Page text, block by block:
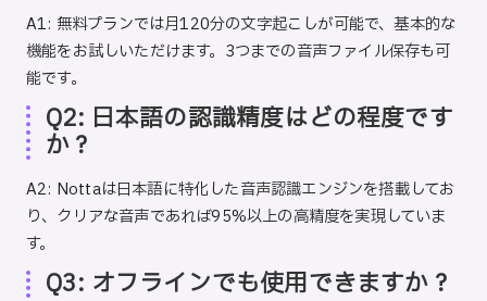
A1: 無料プランでは月120分の文字起こしが可能で、基本的な
機能をお試しいただけます。3つまでの音声ファイル保存も可
能です。
Q2: 日本語の認識精度はどの程度です
か？
A2: Nottaは日本語に特化した音声認識エンジンを搭載してお
り、クリアな音声であれば95%以上の高精度を実現していま
す。
Q3: オフラインでも使用できますか？